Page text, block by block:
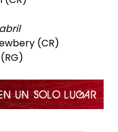
(CR)